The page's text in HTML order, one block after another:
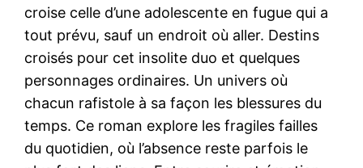
croise celle d’une adolescente en fugue qui a
tout prévu, sauf un endroit où aller. Destins
croisés pour cet insolite duo et quelques
personnages ordinaires. Un univers où
chacun rafistole à sa façon les blessures du
temps. Ce roman explore les fragiles failles
du quotidien, où l’absence reste parfois le